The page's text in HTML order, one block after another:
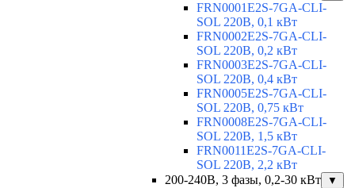
FRN0001E2S-7GA-CLI-
SOL 220В, 0,1 кВт
FRN0002E2S-7GA-CLI-
SOL 220В, 0,2 кВт
FRN0003E2S-7GA-CLI-
SOL 220В, 0,4 кВт
FRN0005E2S-7GA-CLI-
SOL 220В, 0,75 кВт
FRN0008E2S-7GA-CLI-
SOL 220В, 1,5 кВт
FRN0011E2S-7GA-CLI-
SOL 220В, 2,2 кВт
200-240В, 3 фазы, 0,2-30 кВт
▼